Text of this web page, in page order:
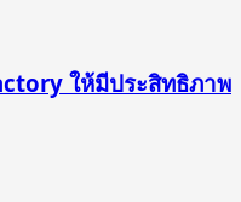
ให้มีประสิทธิภาพ